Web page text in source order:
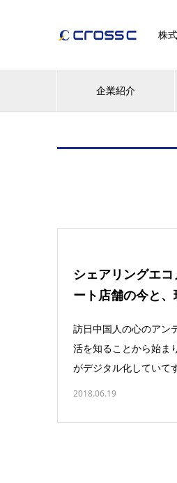
株
企業紹介
シェアリングエ
ート店舗の今と
訪日中国人の心のアン
活を知ることから始ま
がデジタル化していて
2018.06.19